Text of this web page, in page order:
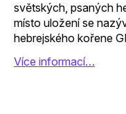
světských, psaných
místo uložení se
hebrejského kořene
Více informací…